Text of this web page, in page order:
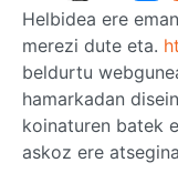
Helbidea ere
merezi dute eta.
beldurtu
hamarkadan
koinaturen batek
askoz ere